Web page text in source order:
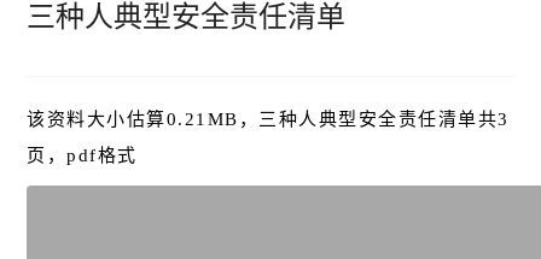
三种人典型安全责任清单
该资料大小估算0.21MB，三种人典型安全责任清单共3
页，pdf格式